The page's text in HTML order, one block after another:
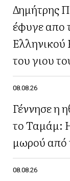
Δημήτρης
έφυγε απο
του γιου
08.08.26
Γέννησε η
το Ταμάμ:
μωρού από
08.08.26